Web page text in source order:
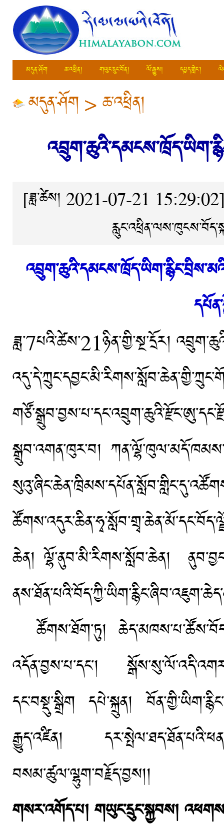
མདུན་ཤོག ཆ་འཕྲིན། གཡུང་དྲུང་བོན། ལོ་རྒྱུས། དཔྱད་གླེང་།
མདུན་ཤོག >ཆ་འཕྲིན།
[ཟླ་ཚེས། 2021-07-21
ཟླ་7པའི་ཚེས་21ཉིན་གྱི་སྔ་དྲོར།
སྒྲུབ་འགན་ཁུར་བ།
ཆེན། ལྷོ་ནུབ་མི་རིགས་སློབ་ཆེན།
ཚོགས་ཐོག་ཏུ།
འདོན་བྱས་པ་དང་།
དང་བསྡུ་སྒྲིག དཔེ་སྐྲུན།
རྒྱུད་འཛིན།
བསམ་ཚུལ་ལྷུག་བརྗོད་བྱས།།
གསར་འགོད་པ།གཡུང་དྲུང་སྐྱབས།